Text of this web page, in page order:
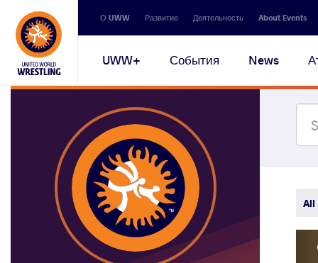
Secondary
navigation
О UWW Развитие Деятельность About Events
Main
navigation
UWW+ События News
All